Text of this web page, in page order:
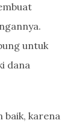
untuk
dana
baik, karena